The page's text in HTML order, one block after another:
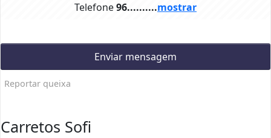
Telefone96..........mostrar
Enviar mensagem
Reportar queixa
Carretos Sofi